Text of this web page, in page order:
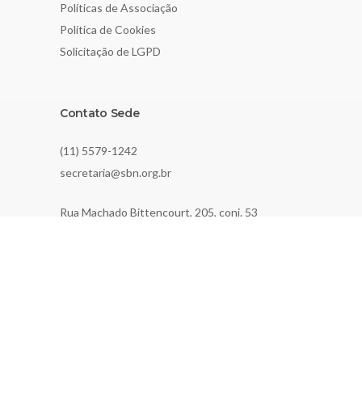
Políticas de Associação
Política de Cookies
Solicitação de LGPD
Contato Sede
(11) 5579-1242
secretaria@sbn.org.br
Rua Machado Bittencourt, 205, conj. 53